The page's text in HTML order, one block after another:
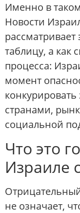
Именно в
Новости
рассматривает
таблицу, а как
процесса:
момент
странами,
социальной
Что это
Израиле
не означает,